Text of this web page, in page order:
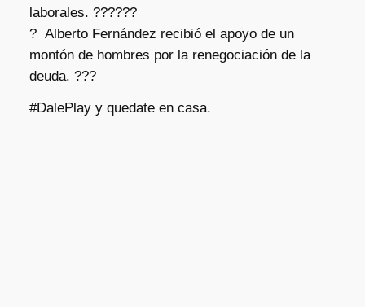
laborales. ??‍???‍?
? Alberto Fernández recibió el apoyo de un
montón de hombres por la renegociación de la
deuda. ??‍?
#DalePlay y quedate en casa.